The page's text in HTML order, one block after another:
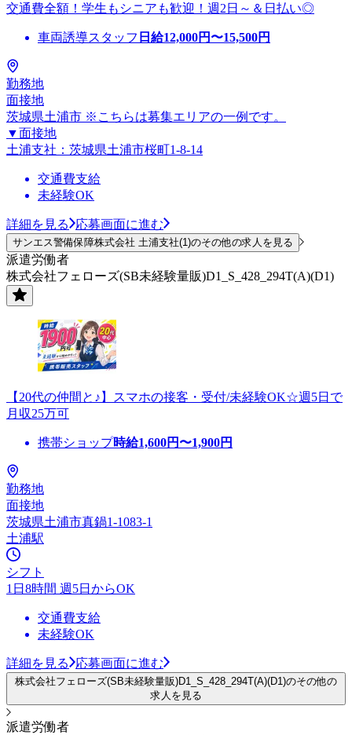
交通費全額！学生もシニアも歓迎！週2日～＆日払い◎
車両誘導スタッフ 日給12,000円〜15,500円
勤務地
面接地
茨城県土浦市 ※こちらは募集エリアの一例です。
▼面接地
土浦支社：茨城県土浦市桜町1-8-14
交通費支給
未経験OK
詳細を見る 応募画面に進む
サンエス警備保障株式会社 土浦支社(1)のその他の求人を見る
派遣労働者
株式会社フェローズ(SB未経験量販)D1_S_428_294T(A)(D1)
【20代の仲間と♪】スマホの接客・受付/未経験OK☆週5日で
月収25万可
携帯ショップ時給1,600円〜1,900円
勤務地
面接地
茨城県土浦市真鍋1-1083-1
土浦駅
シフト
1日8時間 週5日からOK
交通費支給
未経験OK
詳細を見る 応募画面に進む
株式会社フェローズ(SB未経験量販)D1_S_428_294T(A)(D1)のその他の
求人を見る
派遣労働者